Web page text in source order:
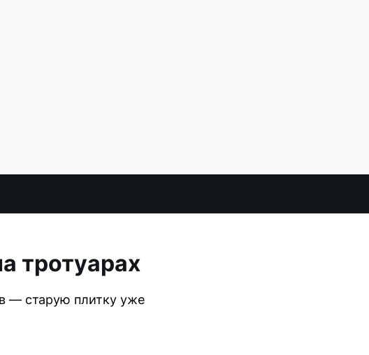
тротуарах
— старую плитку уже